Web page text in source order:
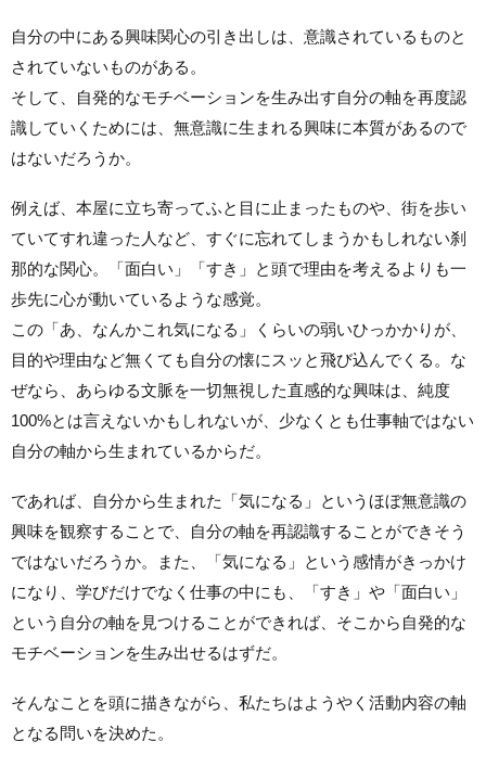
自分の中にある興味関心の引き出しは、意識されているものと
されていないものがある。
そして、自発的なモチベーションを生み出す自分の軸を再度認
識していくためには、無意識に生まれる興味に本質があるので
はないだろうか。
例えば、本屋に立ち寄ってふと目に止まったものや、街を歩い
ていてすれ違った人など、すぐに忘れてしまうかもしれない刹
那的な関心。「面白い」「すき」と頭で理由を考えるよりも一
歩先に心が動いているような感覚。
この「あ、なんかこれ気になる」くらいの弱いひっかかりが、
目的や理由など無くても自分の懐にスッと飛び込んでくる。な
ぜなら、あらゆる文脈を一切無視した直感的な興味は、純度
100%とは言えないかもしれないが、少なくとも仕事軸ではない
自分の軸から生まれているからだ。
であれば、自分から生まれた「気になる」というほぼ無意識の
興味を観察することで、自分の軸を再認識することができそう
ではないだろうか。また、「気になる」という感情がきっかけ
になり、学びだけでなく仕事の中にも、「すき」や「面白い」
という自分の軸を見つけることができれば、そこから自発的な
モチベーションを生み出せるはずだ。
そんなことを頭に描きながら、私たちはようやく活動内容の軸
となる問いを決めた。